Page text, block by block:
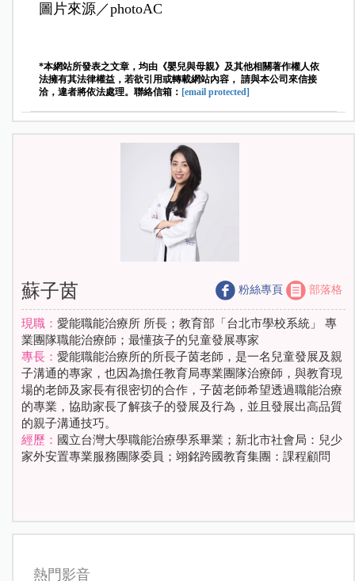
圖片來源／photoAC
*本網站所發表之文章，均由《嬰兒與母親》及其他相關著作權人依
法擁有其法律權益，若欲引用或轉載網站內容， 請與本公司來信接
洽，違者將依法處理。聯絡信箱： [email protected]
蘇子茵 粉絲專頁 部落格
現職： 愛能職能治療所 所長；教育部「台北市學校系統」 專
業團隊職能治療師；最懂孩子的兒童發展專家
專長： 愛能職能治療所的所長子茵老師，是一名兒童發展及親
子溝通的專家，也因為擔任教育局專業團隊治療師，與教育現
場的老師及家長有很密切的合作，子茵老師希望透過職能治療
的專業，協助家長了解孩子的發展及行為，並且發展出高品質
的親子溝通技巧。
經歷： 國立台灣大學職能治療學系畢業；新北市社會局：兒少
家外安置專業服務團隊委員；翊銘跨國教育集團：課程顧問
熱門影音